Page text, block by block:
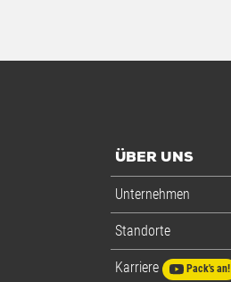
ÜBER UNS
Unternehmen
Standorte
Karriere Pack's an!